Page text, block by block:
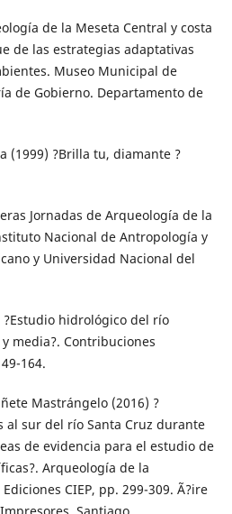
de la Meseta Central y costa
de las estrategias adaptativas
Museo Municipal de
de Gobierno. Departamento de
(1999) ?Brilla tu, diamante ?
Jornadas de Arqueología de la
Nacional de Antropología y
y Universidad Nacional del
?Estudio hidrológico del río
media?. Contribuciones
164.
Mastrángelo (2016) ?
al sur del río Santa Cruz durante
de evidencia para el estudio de
Arqueología de la
CIEP, pp. 299-309. Ã?ire
Santiago.